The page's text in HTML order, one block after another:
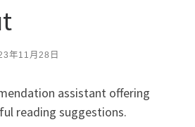
年11月28日
assistant offering
reading suggestions.